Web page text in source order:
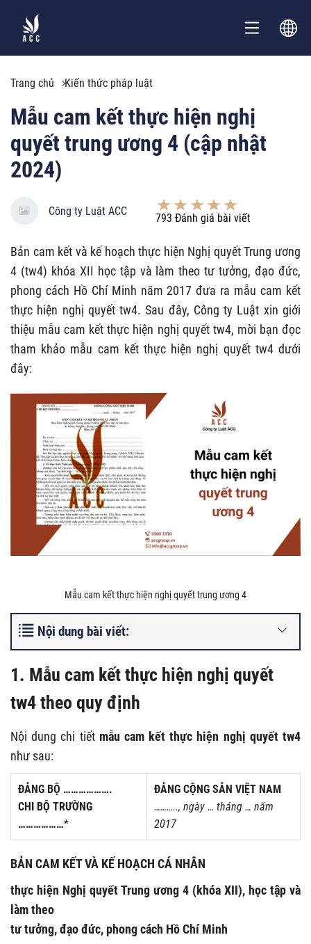
Trang chủ Kiến thức pháp luật
Mẫu cam kết thực hiện nghị
quyết trung ương 4 (cập nhật
2024)
Công ty Luật ACC
793 Đánh giá bài viết
Bản cam kết và kế hoạch thực hiện Nghị quyết Trung ương
4 (tw4) khóa XII học tập và làm theo tư tưởng, đạo đức,
phong cách Hồ Chí Minh năm 2017 đưa ra mẫu cam kết
thực hiện nghị quyết tw4. Sau đây, Công ty Luật xin giới
thiệu mẫu cam kết thực hiện nghị quyết tw4, mời bạn đọc
tham khảo mẫu cam kết thực hiện nghị quyết tw4 dưới
đây:
Mẫu cam kết thực hiện nghị quyết trung ương 4
Nội dung bài viết:
1. Mẫu cam kết thực hiện nghị quyết
tw4 theo quy định
Nội dung chi tiết mẫu cam kết thực hiện nghị quyết tw4
như sau:
ĐẢNG BỘ ……………….
CHI BỘ TRƯỜNG
………………*
ĐẢNG CỘNG SẢN VIỆT NAM
……….., ngày … tháng … năm
2017
BẢN CAM KẾT VÀ KẾ HOẠCH CÁ NHÂN
thực hiện Nghị quyết Trung ương 4 (khóa XII), học tập và
làm theo
tư tưởng, đạo đức, phong cách Hồ Chí Minh